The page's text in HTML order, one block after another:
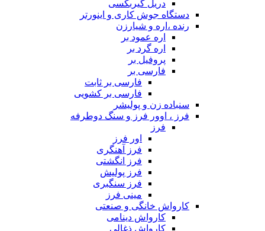
دریل گیربکسی
دستگاه جوش کاری و اینورتر
رنده ،اره و شیارزن
اره عمود بر
اره گرد بر
پروفیل بر
فارسی بر
فارسی بر ثابت
فارسی بر کشویی
سنباده زن و پولیشر
فرز ، اوور فرز و سنگ دوطرفه
فرز
اور فرز
فرز آهنگری
فرز انگشتی
فرز پولیش
فرز سنگبری
مینی فرز
کارواش خانگی و صنعتی
کارواش دینامی
کارواش ذغالی